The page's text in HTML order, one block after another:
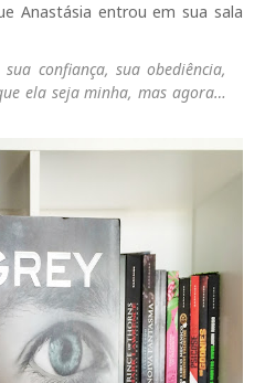
Anastásia entrou em sua sala
confiança, sua obediência,
ela seja minha, mas agora…